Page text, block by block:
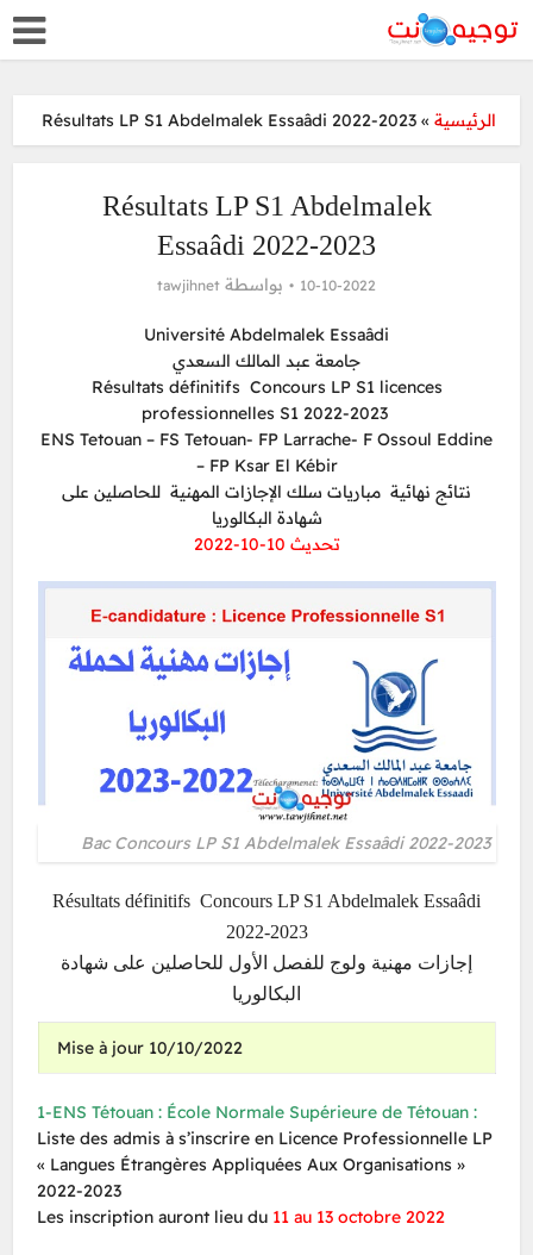
الرئيسية »
Résultats LP S1 Abdelmalek Essaâdi 2022-2023
Résultats LP S1 Abdelmalek
Essaâdi 2022-2023
10-10-2022 بواسطة tawjihnet
Université Abdelmalek Essaâdi
جامعة عبد المالك السعدي
Résultats définitifs Concours LP S1 licences
professionnelles S1 2022-2023
ENS Tetouan – FS Tetouan- FP Larrache- F Ossoul Eddine
– FP Ksar El Kébir
نتائج نهائية مباريات سلك الإجازات المهنية للحاصلين على
شهادة البكالوريا
تحديث 10-10-2022
Bac Concours LP S1 Abdelmalek Essaâdi 2022-2023
Résultats définitifs Concours LP S1 Abdelmalek Essaâdi
2022-2023
إجازات مهنية ولوج للفصل الأول للحاصلين على شهادة
البكالوريا
Mise à jour 10/10/2022
1-ENS Tétouan : École Normale Supérieure de Tétouan :
Liste des admis à s’inscrire en Licence Professionnelle LP
« Langues Étrangères Appliquées Aux Organisations »
2022-2023
Les inscription auront lieu du 11 au 13 octobre 2022